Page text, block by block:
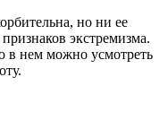
но ни ее
экстремизма.
в нем можно усмотреть